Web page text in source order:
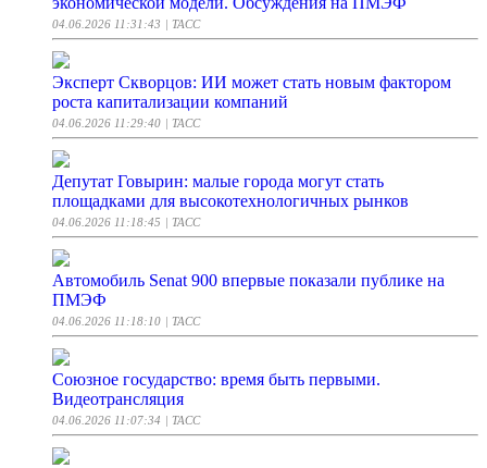
04.06.2026 11:31:43 | ТАСС
Эксперт Скворцов: ИИ может стать новым фактором
роста капитализации компаний
04.06.2026 11:29:40 | ТАСС
Депутат Говырин: малые города могут стать
площадками для высокотехнологичных рынков
04.06.2026 11:18:45 | ТАСС
Автомобиль Senat 900 впервые показали публике на
ПМЭФ
04.06.2026 11:18:10 | ТАСС
Союзное государство: время быть первыми.
Видеотрансляция
04.06.2026 11:07:34 | ТАСС